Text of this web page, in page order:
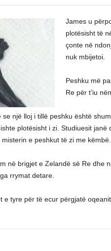
James u
plotësisht të
çonte në
nuk mbijetoi.
Peshku më
Re për t’iu
një lloj i tillë peshku është
plotësisht i zi. Studiuesit janë
e peshkut të zi me këmbë.
në brigjet e Zelandë së Re dhe
rrymat detare.
e tyre për të ecur përgjatë